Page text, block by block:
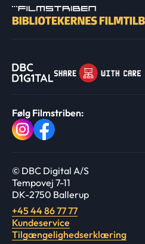
Følg Filmstriben:
© DBC Digital A/S
Tempovej 7-11
DK-2750 Ballerup
+45 44 86 77 77
Kundeservice
Tilgængelighedserklæring